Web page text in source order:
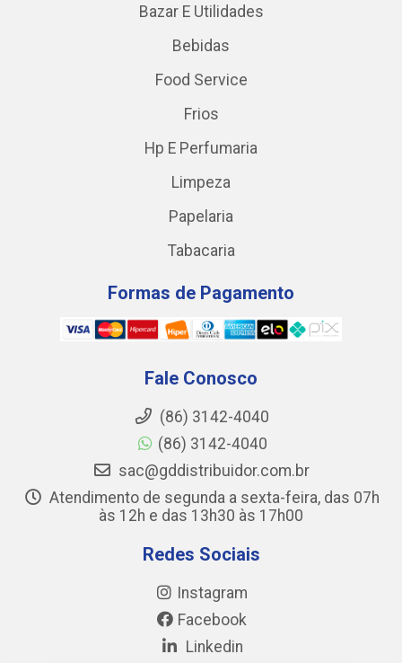
Bazar E Utilidades
Bebidas
Food Service
Frios
Hp E Perfumaria
Limpeza
Papelaria
Tabacaria
Formas de Pagamento
Fale Conosco
(86) 3142-4040
(86) 3142-4040
sac@gddistribuidor.com.br
Atendimento de segunda a sexta-feira, das 07h
às 12h e das 13h30 às 17h00
Redes Sociais
Instagram
Facebook
Linkedin